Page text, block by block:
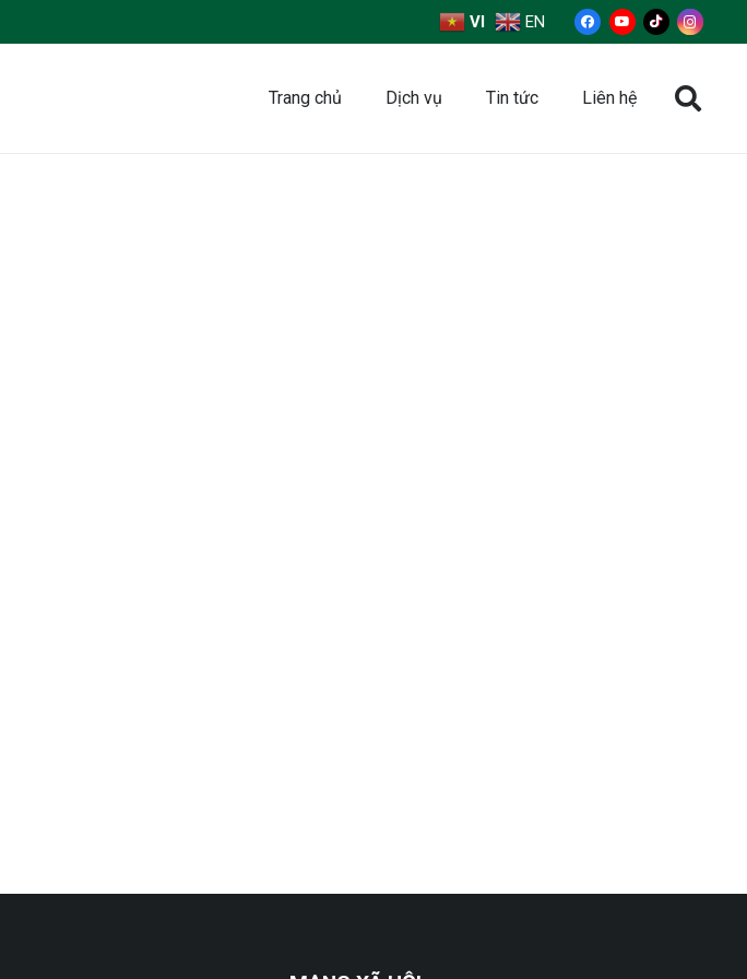
VI EN
Trang chủ Dịch vụ Tin tức Liên hệ